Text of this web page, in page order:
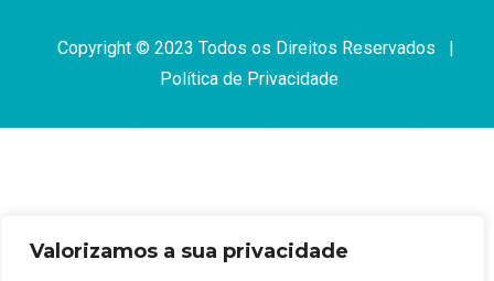
Valorizamos a sua privacidade
Copyright © 2023 Todos os Direitos Reservados |
Política de Privacidade